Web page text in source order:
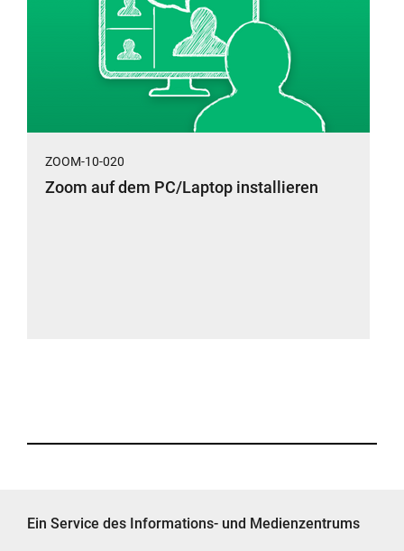
ZOOM-10-020
Zoom auf dem PC/Laptop installieren
Ein Service des Informations- und Medienzentrums